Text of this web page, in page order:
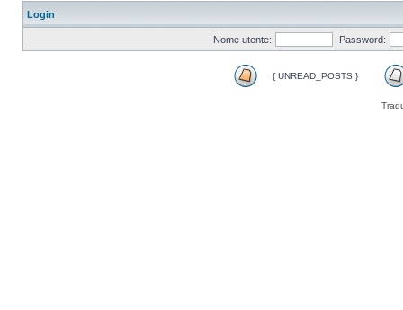
Login
Nome utente: Password:
{ UNREAD_POSTS }